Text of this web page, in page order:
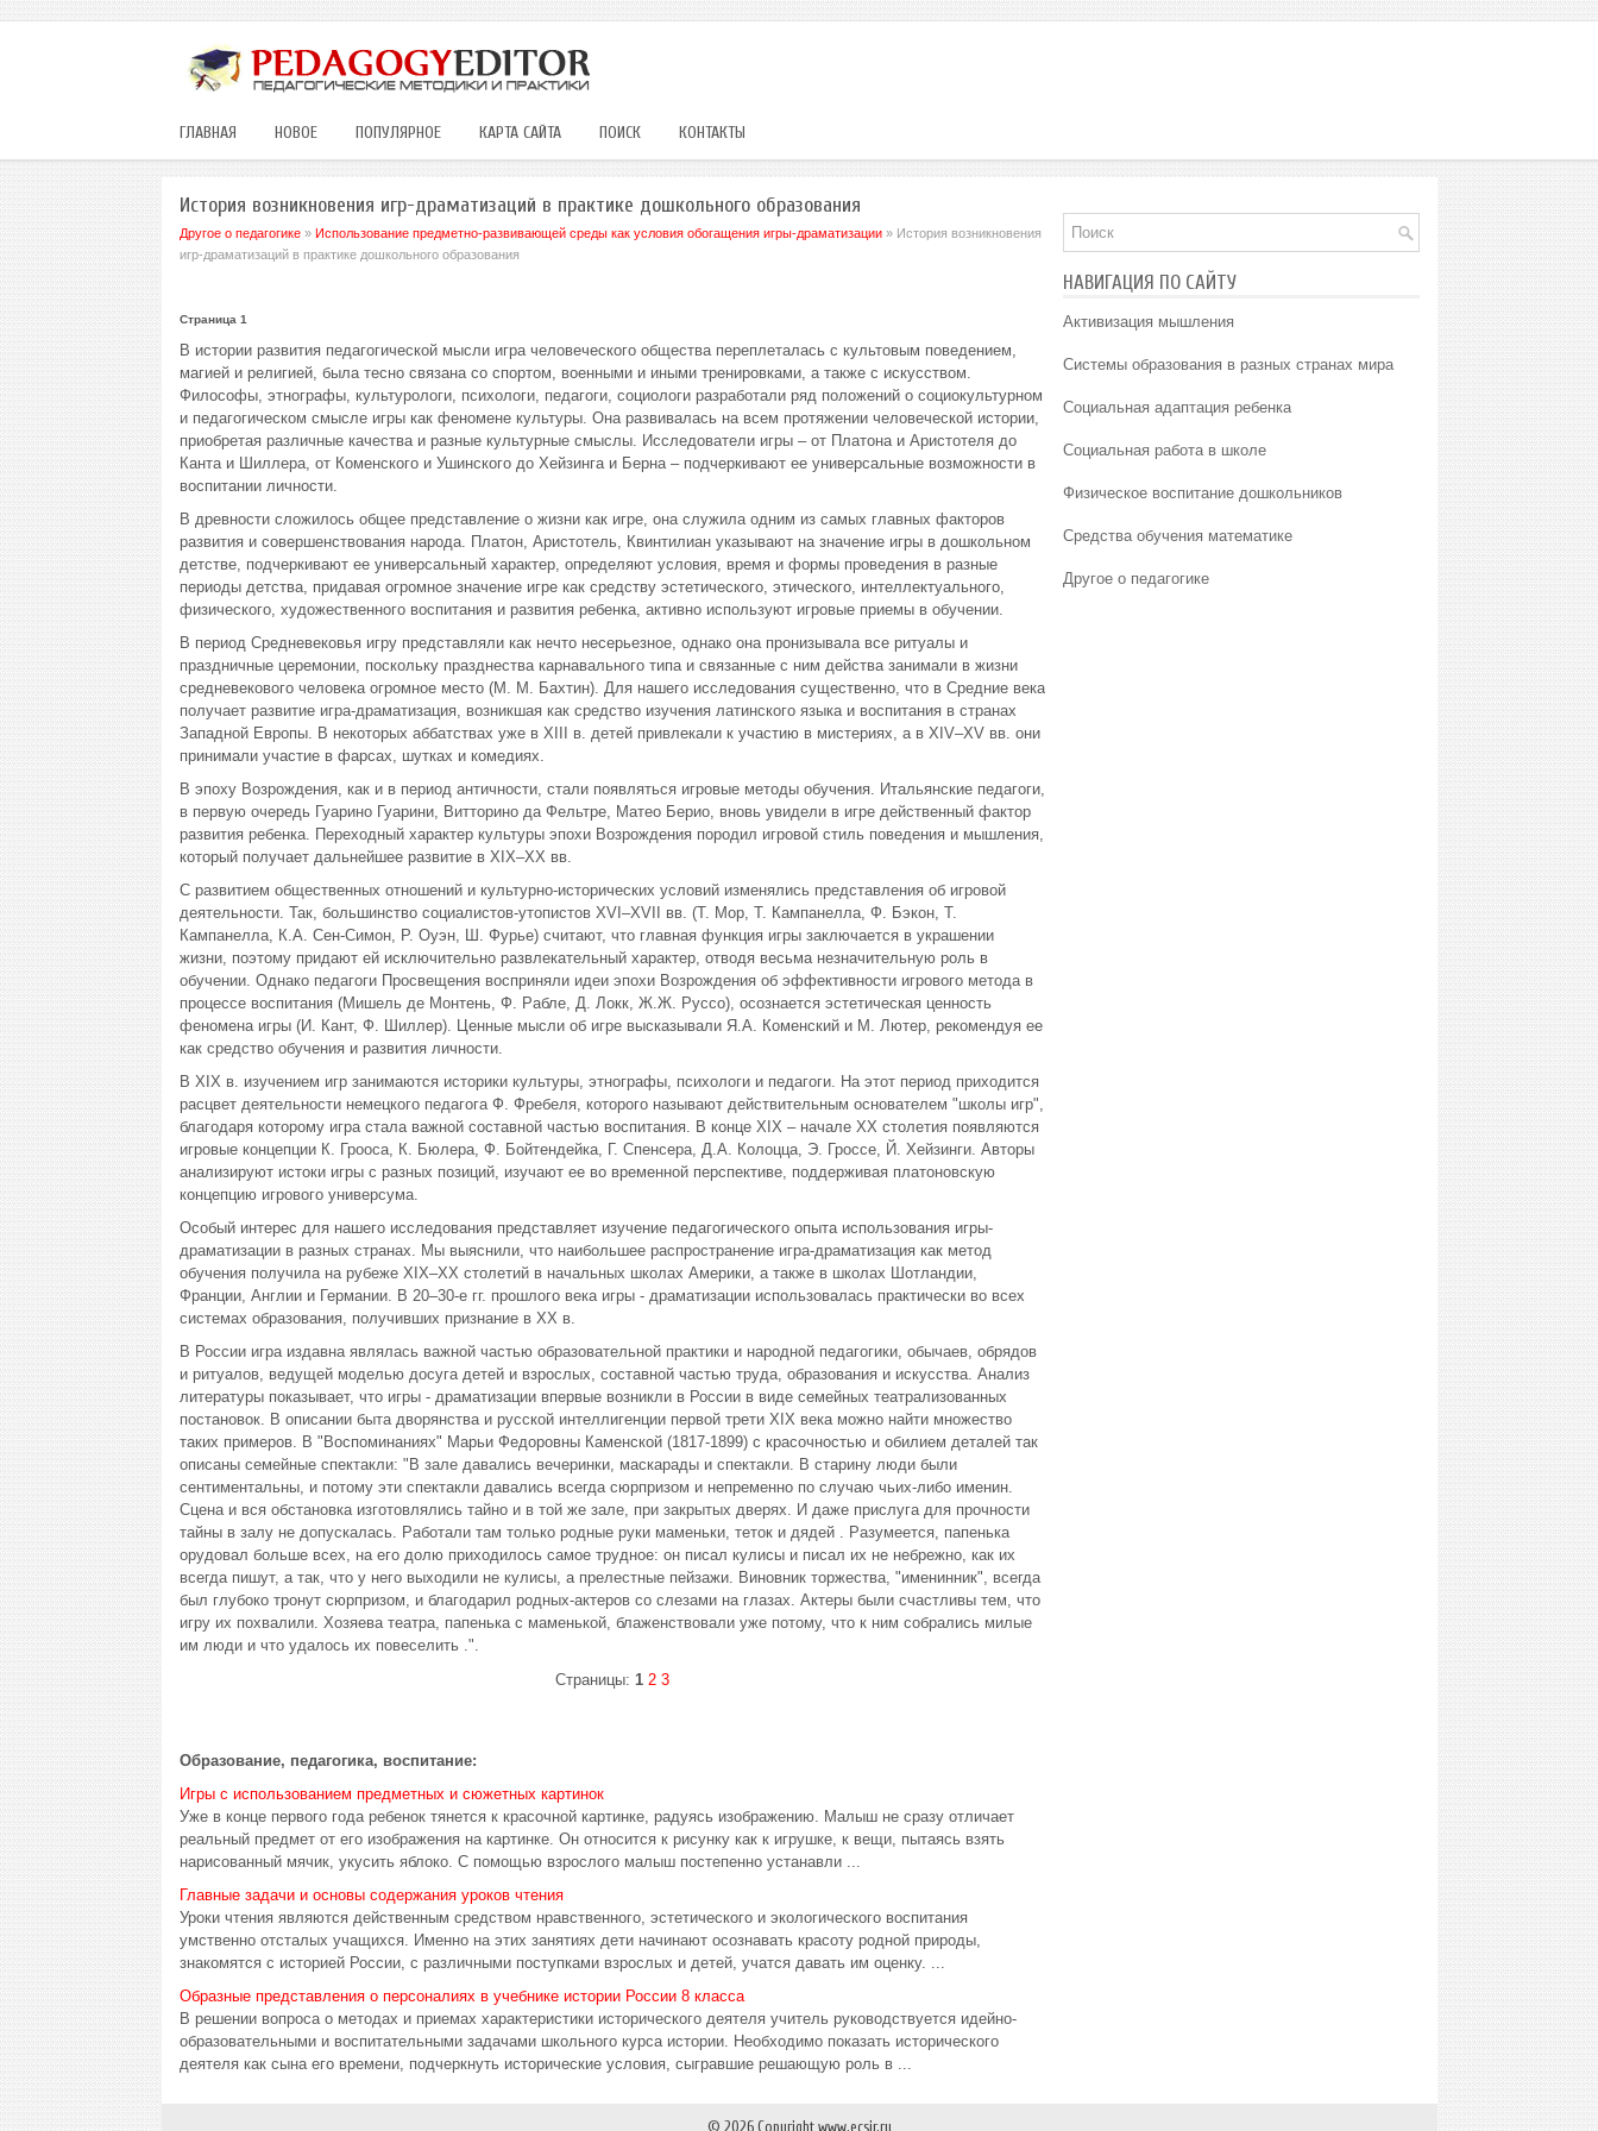
ГЛАВНАЯ НОВОЕ ПОПУЛЯРНОЕ КАРТА САЙТА ПОИСК КОНТАКТЫ
История возникновения игр-драматизаций в практике дошкольного образования
Другое о педагогике» Использование предметно-развивающей среды как условия обогащения игры-драматизации» История возникновения
игр-драматизаций в практике дошкольного образования
Страница 1
В истории развития педагогической мысли игра человеческого общества переплеталась с культовым поведением,
магией и религией, была тесно связана со спортом, военными и иными тренировками, а также с искусством.
Философы, этнографы, культурологи, психологи, педагоги, социологи разработали ряд положений о социокультурном
и педагогическом смысле игры как феномене культуры. Она развивалась на всем протяжении человеческой истории,
приобретая различные качества и разные культурные смыслы. Исследователи игры – от Платона и Аристотеля до
Канта и Шиллера, от Коменского и Ушинского до Хейзинга и Берна – подчеркивают ее универсальные возможности в
воспитании личности.
В древности сложилось общее представление о жизни как игре, она служила одним из самых главных факторов
развития и совершенствования народа. Платон, Аристотель, Квинтилиан указывают на значение игры в дошкольном
детстве, подчеркивают ее универсальный характер, определяют условия, время и формы проведения в разные
периоды детства, придавая огромное значение игре как средству эстетического, этического, интеллектуального,
физического, художественного воспитания и развития ребенка, активно используют игровые приемы в обучении.
В период Средневековья игру представляли как нечто несерьезное, однако она пронизывала все ритуалы и
праздничные церемонии, поскольку празднества карнавального типа и связанные с ним действа занимали в жизни
средневекового человека огромное место (М. М. Бахтин). Для нашего исследования существенно, что в Средние века
получает развитие игра-драматизация, возникшая как средство изучения латинского языка и воспитания в странах
Западной Европы. В некоторых аббатствах уже в XIII в. детей привлекали к участию в мистериях, а в XIV–XV вв. они
принимали участие в фарсах, шутках и комедиях.
В эпоху Возрождения, как и в период античности, стали появляться игровые методы обучения. Итальянские педагоги,
в первую очередь Гуарино Гуарини, Витторино да Фельтре, Матео Берио, вновь увидели в игре действенный фактор
развития ребенка. Переходный характер культуры эпохи Возрождения породил игровой стиль поведения и мышления,
который получает дальнейшее развитие в XIX–XX вв.
С развитием общественных отношений и культурно-исторических условий изменялись представления об игровой
деятельности. Так, большинство социалистов-утопистов XVI–XVII вв. (Т. Мор, Т. Кампанелла, Ф. Бэкон, Т.
Кампанелла, К.А. Сен-Симон, Р. Оуэн, Ш. Фурье) считают, что главная функция игры заключается в украшении
жизни, поэтому придают ей исключительно развлекательный характер, отводя весьма незначительную роль в
обучении. Однако педагоги Просвещения восприняли идеи эпохи Возрождения об эффективности игрового метода в
процессе воспитания (Мишель де Монтень, Ф. Рабле, Д. Локк, Ж.Ж. Руссо), осознается эстетическая ценность
феномена игры (И. Кант, Ф. Шиллер). Ценные мысли об игре высказывали Я.А. Коменский и М. Лютер, рекомендуя ее
как средство обучения и развития личности.
В XIX в. изучением игр занимаются историки культуры, этнографы, психологи и педагоги. На этот период приходится
расцвет деятельности немецкого педагога Ф. Фребеля, которого называют действительным основателем "школы игр",
благодаря которому игра стала важной составной частью воспитания. В конце XIX – начале XX столетия появляются
игровые концепции К. Грооса, К. Бюлера, Ф. Бойтендейка, Г. Спенсера, Д.А. Колоцца, Э. Гроссе, Й. Хейзинги. Авторы
анализируют истоки игры с разных позиций, изучают ее во временной перспективе, поддерживая платоновскую
концепцию игрового универсума.
Особый интерес для нашего исследования представляет изучение педагогического опыта использования игры-
драматизации в разных странах. Мы выяснили, что наибольшее распространение игра-драматизация как метод
обучения получила на рубеже XIX–XX столетий в начальных школах Америки, а также в школах Шотландии,
Франции, Англии и Германии. В 20–30-е гг. прошлого века игры - драматизации использовалась практически во всех
системах образования, получивших признание в XX в.
В России игра издавна являлась важной частью образовательной практики и народной педагогики, обычаев, обрядов
и ритуалов, ведущей моделью досуга детей и взрослых, составной частью труда, образования и искусства. Анализ
литературы показывает, что игры - драматизации впервые возникли в России в виде семейных театрализованных
постановок. В описании быта дворянства и русской интеллигенции первой трети XIX века можно найти множество
таких примеров. В "Воспоминаниях" Марьи Федоровны Каменской (1817-1899) с красочностью и обилием деталей так
описаны семейные спектакли: "В зале давались вечеринки, маскарады и спектакли. В старину люди были
сентиментальны, и потому эти спектакли давались всегда сюрпризом и непременно по случаю чьих-либо именин.
Сцена и вся обстановка изготовлялись тайно и в той же зале, при закрытых дверях. И даже прислуга для прочности
тайны в залу не допускалась. Работали там только родные руки маменьки, теток и дядей . Разумеется, папенька
орудовал больше всех, на его долю приходилось самое трудное: он писал кулисы и писал их не небрежно, как их
всегда пишут, а так, что у него выходили не кулисы, а прелестные пейзажи. Виновник торжества, "именинник", всегда
был глубоко тронут сюрпризом, и благодарил родных-актеров со слезами на глазах. Актеры были счастливы тем, что
игру их похвалили. Хозяева театра, папенька с маменькой, блаженствовали уже потому, что к ним собрались милые
им люди и что удалось их повеселить .".
Страницы: 1 2 3
Образование, педагогика, воспитание:
Игры с использованием предметных и сюжетных картинок
Уже в конце первого года ребенок тянется к красочной картинке, радуясь изображению. Малыш не сразу отличает
реальный предмет от его изображения на картинке. Он относится к рисунку как к игрушке, к вещи, пытаясь взять
нарисованный мячик, укусить яблоко. С помощью взрослого малыш постепенно устанавли ...
Главные задачи и основы содержания уроков чтения
Уроки чтения являются действенным средством нравственного, эстетического и экологического воспитания
умственно отсталых учащихся. Именно на этих занятиях дети начинают осознавать красоту родной природы,
знакомятся с историей России, с различными поступками взрослых и детей, учатся давать им оценку. ...
Образные представления о персоналиях в учебнике истории России 8 класса
В решении вопроса о методах и приемах характеристики исторического деятеля учитель руководствуется идейно-
образовательными и воспитательными задачами школьного курса истории. Необходимо показать исторического
деятеля как сына его времени, подчеркнуть исторические условия, сыгравшие решающую роль в ...
НАВИГАЦИЯ ПО САЙТУ
Активизация мышления
Системы образования в разных странах мира
Социальная адаптация ребенка
Социальная работа в школе
Физическое воспитание дошкольников
Средства обучения математике
Другое о педагогике
© 2026 Copyright www.ecsir.ru